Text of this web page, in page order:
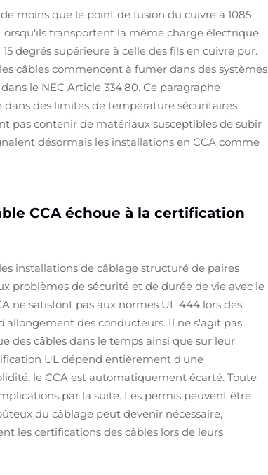
moins que le point de fusion du cuivre à 1085
transportent la même charge électrique,
degrés supérieure à celle des fils en cuivre pur.
câbles commencent à fumer dans des systèmes
le NEC Article 334.80. Ce paragraphe
des limites de température sécuritaires
pas contenir de matériaux susceptibles de subir
désormais les installations en CCA comme
CCA échoue à la certification
installations de câblage structuré de paires
problèmes de sécurité et de durée de vie avec le
ne satisfont pas aux normes UL 444 lors des
des conducteurs. Il ne s'agit pas
des câbles dans le temps ainsi que sur leur
UL dépend entièrement d'une
le CCA est automatiquement écarté. Toute
par la suite. Les permis peuvent être
du câblage peut devenir nécessaire,
les certifications des câbles lors de leurs